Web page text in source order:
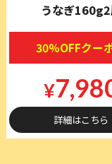
うなぎ
30%OFFクー
¥
詳細はこちら